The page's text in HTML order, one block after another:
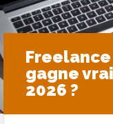
gagne
2026 ?